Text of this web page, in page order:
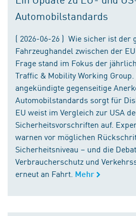
Automobilstandards
( 2026-06-26 ) Wie sicher ist der
Fahrzeughandel zwischen der
Frage stand im Fokus der
Traffic & Mobility Working
angekündigte gegenseitige
Automobilstandards sorgt für
EU weist im Vergleich zur USA
Sicherheitsvorschriften auf.
warnen vor möglichen
Sicherheitsniveau – und die
Verbraucherschutz und
erneut an Fahrt. Mehr